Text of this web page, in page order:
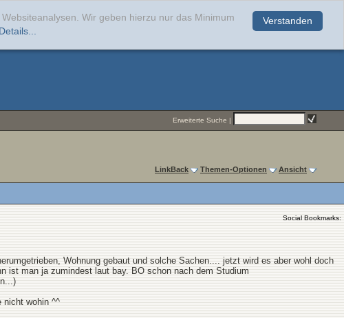
Verstanden
Wir geben hierzu nur das Minimum
Erweiterte Suche |
LinkBack Themen-Optionen Ansicht
Social Bookmarks:
Wohnung gebaut und solche Sachen.... jetzt wird es aber wohl doch
ist man ja zumindest laut bay. BO schon nach dem Studium
nicht wohin ^^